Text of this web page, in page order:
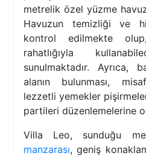
metrelik özel yüzme
Havuzun temizliği ve
kontrol edilmekte
rahatlığıyla
sunulmaktadır.
alanın bulunması,
lezzetli yemekler
partileri düzenlemelerine
Villa Leo, sunduğu
manzarası, geniş